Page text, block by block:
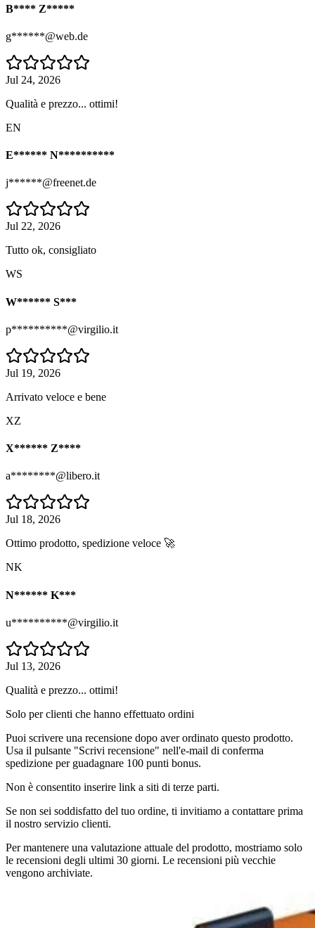
B**** Z*****
g******@web.de
Jul 24, 2026
Qualità e prezzo... ottimi!
EN
E****** N**********
j******@freenet.de
Jul 22, 2026
Tutto ok, consigliato
WS
W****** S***
p**********@virgilio.it
Jul 19, 2026
Arrivato veloce e bene
XZ
X****** Z****
a********@libero.it
Jul 18, 2026
Ottimo prodotto, spedizione veloce 🚀
NK
N****** K***
u**********@virgilio.it
Jul 13, 2026
Qualità e prezzo... ottimi!
Solo per clienti che hanno effettuato ordini
Puoi scrivere una recensione dopo aver ordinato questo prodotto.
Usa il pulsante "Scrivi recensione" nell'e-mail di conferma
spedizione per guadagnare 100 punti bonus.
Non è consentito inserire link a siti di terze parti.
Se non sei soddisfatto del tuo ordine, ti invitiamo a contattare prima
il nostro servizio clienti.
Per mantenere una valutazione attuale del prodotto, mostriamo solo
le recensioni degli ultimi 30 giorni. Le recensioni più vecchie
vengono archiviate.